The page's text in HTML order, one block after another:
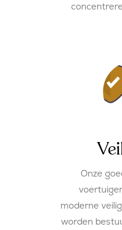
Onze
moderne
worden